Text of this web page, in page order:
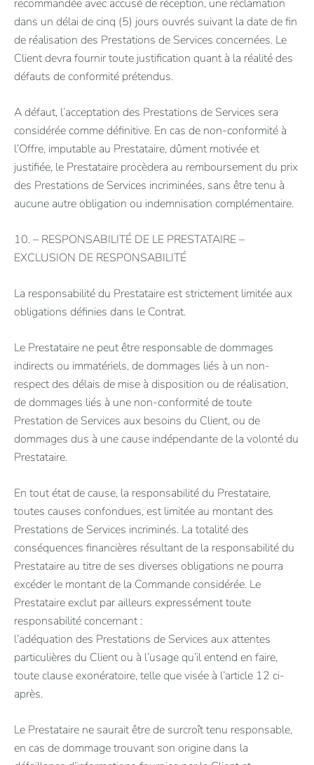
recommandée avec accusé de réception, une réclamation
dans un délai de cinq (5) jours ouvrés suivant la date de fin
de réalisation des Prestations de Services concernées. Le
Client devra fournir toute justification quant à la réalité des
défauts de conformité prétendus.
A défaut, l’acceptation des Prestations de Services sera
considérée comme définitive. En cas de non-conformité à
l’Offre, imputable au Prestataire, dûment motivée et
justifiée, le Prestataire procèdera au remboursement du prix
des Prestations de Services incriminées, sans être tenu à
aucune autre obligation ou indemnisation complémentaire.
10. – RESPONSABILITÉ DE LE PRESTATAIRE –
EXCLUSION DE RESPONSABILITÉ
La responsabilité du Prestataire est strictement limitée aux
obligations définies dans le Contrat.
Le Prestataire ne peut être responsable de dommages
indirects ou immatériels, de dommages liés à un non-
respect des délais de mise à disposition ou de réalisation,
de dommages liés à une non-conformité de toute
Prestation de Services aux besoins du Client, ou de
dommages dus à une cause indépendante de la volonté du
Prestataire.
En tout état de cause, la responsabilité du Prestataire,
toutes causes confondues, est limitée au montant des
Prestations de Services incriminés. La totalité des
conséquences financières résultant de la responsabilité du
Prestataire au titre de ses diverses obligations ne pourra
excéder le montant de la Commande considérée. Le
Prestataire exclut par ailleurs expressément toute
responsabilité concernant :
l’adéquation des Prestations de Services aux attentes
particulières du Client ou à l’usage qu’il entend en faire,
toute clause exonératoire, telle que visée à l’article 12 ci-
après.
Le Prestataire ne saurait être de surcroît tenu responsable,
en cas de dommage trouvant son origine dans la